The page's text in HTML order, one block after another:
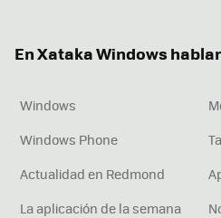
En Xataka Windows
Windows
Windows Phone
Actualidad en Redmond
La aplicación de la semana